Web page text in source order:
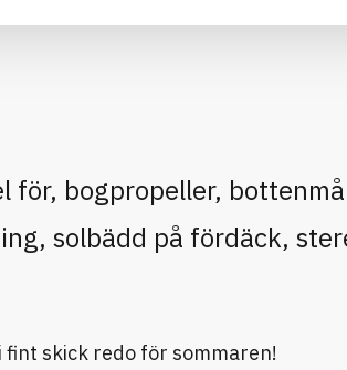
för, bogpropeller,
solbädd på fördäck,
skick redo för sommaren!